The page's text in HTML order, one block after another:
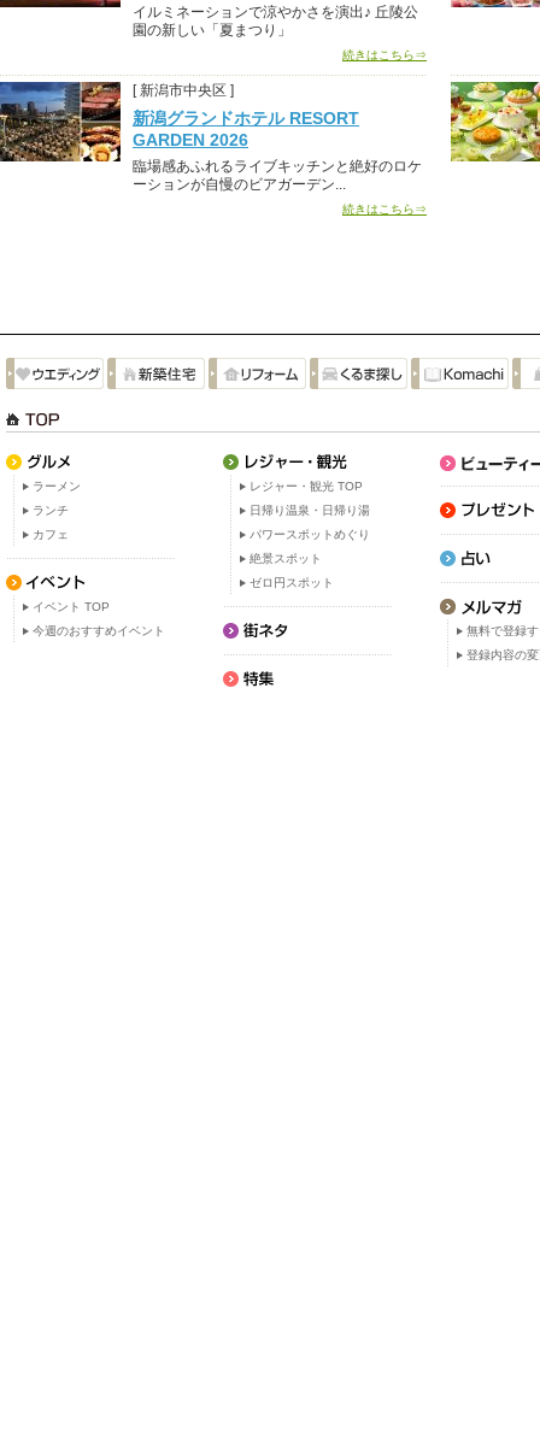
イルミネーションで涼やかさを演出♪ 丘陵公
園の新しい「夏まつり」
続きはこちら⇒
[ 新潟市中央区 ]
新潟グランドホテル RESORT
GARDEN 2026
臨場感あふれるライブキッチンと絶好のロケ
ーションが自慢のビアガーデン...
続きはこちら⇒
ラーメン
ランチ
カフェ
イベント TOP
今週のおすすめイベント
レジャー・観光 TOP
日帰り温泉・日帰り湯
パワースポットめぐり
絶景スポット
ゼロ円スポット
無料で登録
登録内容の